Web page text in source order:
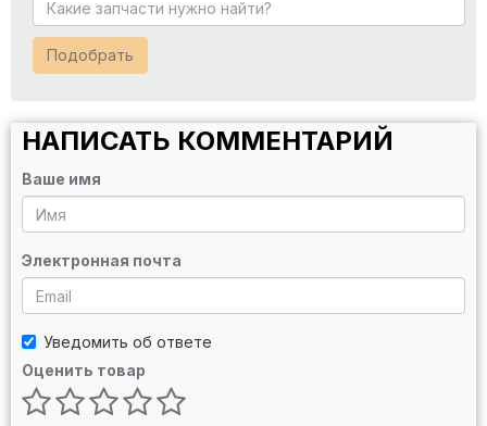
Подобрать
НАПИСАТЬ КОММЕНТАРИЙ
Ваше имя
Электронная почта
Уведомить об ответе
Оценить товар